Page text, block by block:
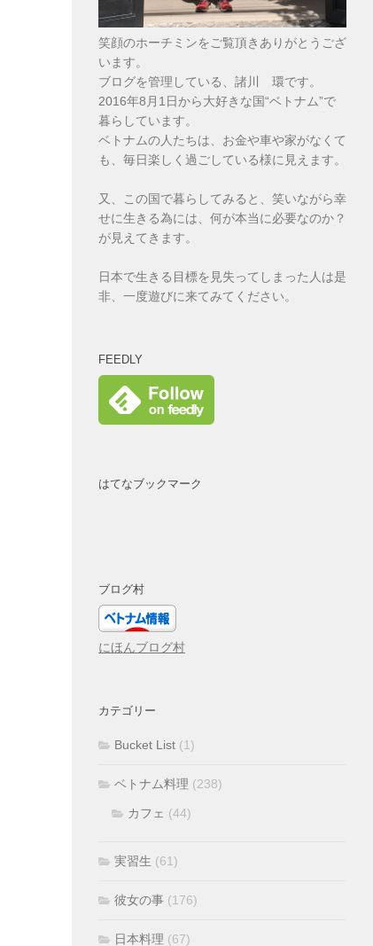
笑顔のホーチミンをご覧頂きありがとうござ
います。
ブログを管理している、諸川 環です。
2016年8月1日から大好きな国“ベトナム”で
暮らしています。
ベトナムの人たちは、お金や車や家がなくて
も、毎日楽しく過ごしている様に見えます。
又、この国で暮らしてみると、笑いながら幸
せに生きる為には、何が本当に必要なのか？
が見えてきます。
日本で生きる目標を見失ってしまった人は是
非、一度遊びに来てみてください。
FEEDLY
はてなブックマーク
ブログ村
にほんブログ村
カテゴリー
Bucket List (1)
ベトナム料理 (238)
カフェ (44)
実習生 (61)
彼女の事 (176)
日本料理 (67)